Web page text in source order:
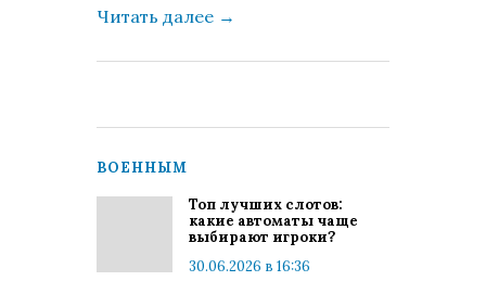
Читать далее →
ВОЕННЫМ
Топ лучших слотов:
какие автоматы чаще
выбирают игроки?
30.06.2026 в 16:36